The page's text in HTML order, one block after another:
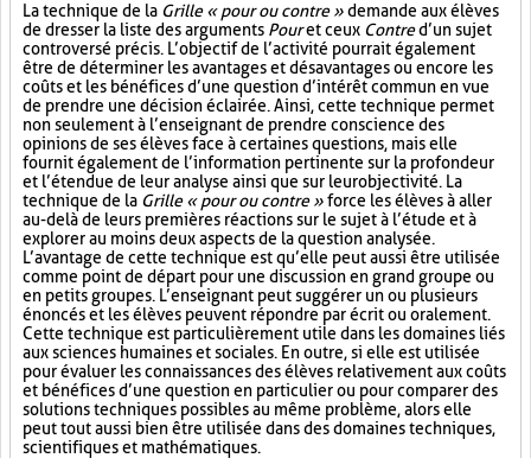
La technique de la Grille « pour ou contre »demande aux élèves
de dresser la liste des arguments Pouret ceux Contred’un sujet
controversé précis. L’objectif de l’activité pourrait également
être de déterminer les avantages et désavantages ou encore les
coûts et les bénéfices d’une question d’intérêt commun en vue
de prendre une décision éclairée. Ainsi, cette technique permet
non seulement à l’enseignant de prendre conscience des
opinions de ses élèves face à certaines questions, mais elle
fournit également de l’information pertinente sur la profondeur
et l’étendue de leur analyse ainsi que sur leur objectivité. La
technique de la Grille « pour ou contre »force les élèves à aller
au-delà de leurs premières réactions sur le sujet à l’étude et à
explorer au moins deux aspects de la question analysée.
L’avantage de cette technique est qu’elle peut aussi être utilisée
comme point de départ pour une discussion en grand groupe ou
en petits groupes. L’enseignant peut suggérer un ou plusieurs
énoncés et les élèves peuvent répondre par écrit ou oralement.
Cette technique est particulièrement utile dans les domaines liés
aux sciences humaines et sociales. En outre, si elle est utilisée
pour évaluer les connaissances des élèves relativement aux coûts
et bénéfices d’une question en particulier ou pour comparer des
solutions techniques possibles au même problème, alors elle
peut tout aussi bien être utilisée dans des domaines techniques,
scientifiques et mathématiques.